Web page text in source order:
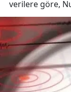
verilere göre,